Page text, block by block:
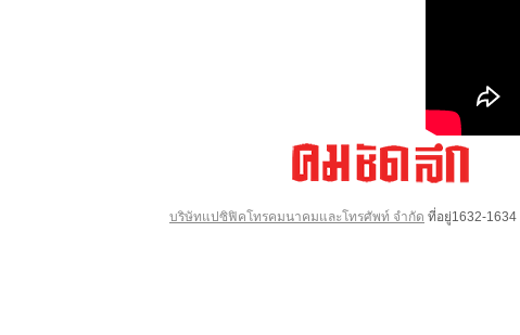
บริษัทแปซิฟิคโทรคมนาคมและโทรศัพท์ จำกัด ที่อยู่1632-1634